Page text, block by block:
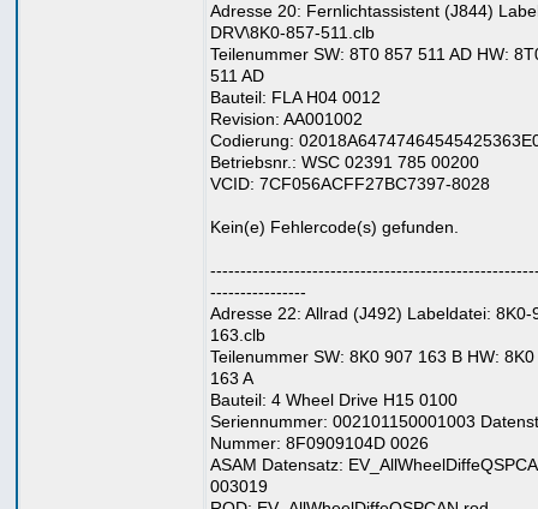
Adresse 20: Fernlichtassistent (J844)
DRV\8K0-857-511.clb
Teilenummer SW: 8T0 857 511 AD HW:
511 AD
Bauteil: FLA H04 0012
Revision: AA001002
Codierung:
Betriebsnr.: WSC 02391 785 00200
VCID: 7CF056ACFF27BC7397-8028
Kein(e) Fehlercode(s) gefunden.
----------------
Adresse 22: Allrad (J492) Labeldatei: 8K0-
163.clb
Teilenummer SW: 8K0 907 163 B HW:
163 A
Bauteil: 4 Wheel Drive H15 0100
Seriennummer: 002101150001003
Nummer: 8F0909104D 0026
ASAM Datensatz:
003019